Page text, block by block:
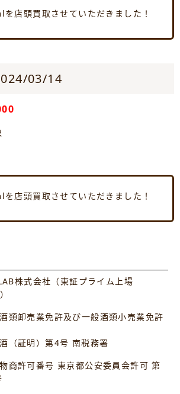
店頭買取させていただきました！
03/14
店頭買取させていただきました！
式会社（東証プライム上場
売業免許及び一般酒類小売業免許
第4号 南税務署
号 東京都公安委員会許可 第